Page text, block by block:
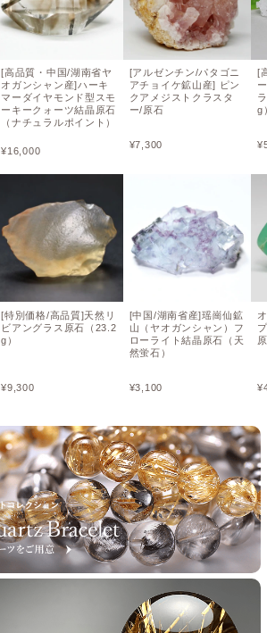
[高品質・中国/湖南省ヤ
オガンシャン産]ハーキ
マーダイヤモンド型スモ
ーキークォーツ結晶原石
（ナチュラルポイント）
¥16,000
[特別価格/高品質]天然リ
ビアングラス原石（23.2
g）
¥9,300
[アルゼンチン/パタゴニ
アチョイケ鉱山産] ピン
クアメジストクラスタ
ー/原石
¥7,300
[中国/湖南省産]瑶崗仙鉱
山（ヤオガンシャン）フ
ローライト結晶原石（天
然蛍石）
¥3,100
[
g
¥
¥